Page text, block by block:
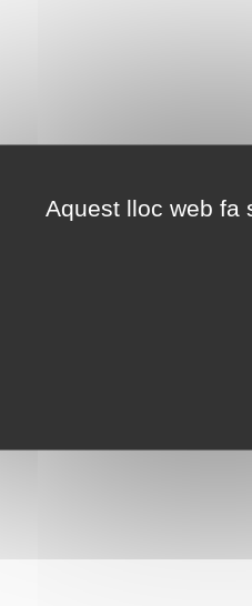
Aquest lloc web fa